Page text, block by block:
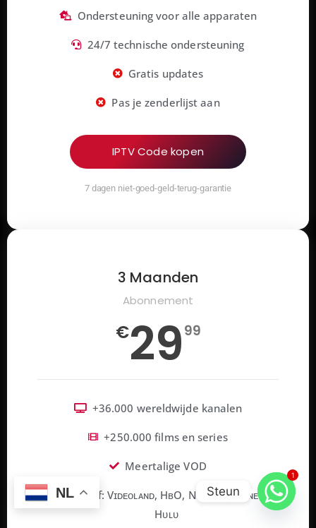
Ondersteuning voor alle apparaten
24/7 technische ondersteuning
Gratis updates
Pas je zenderlijst aan
IPTV Code kopen
7 dagen niet-goed-geld-terug-garantie
3 Maanden
Abonnement
€2999
+36.000 wereldwijde kanalen
+250.000 films en series
Meertalige VOD
Inclusief: Vɪᴅᴇᴏʟᴀɴᴅ, HʙO, Nᴇᴛғʟɪx ,Dɪsɴᴇʏ+,
Hᴜʟᴜ
NL
1
Steun